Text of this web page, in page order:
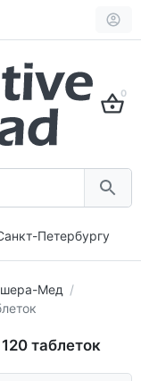
0
Петербургу
Мед
таблеток